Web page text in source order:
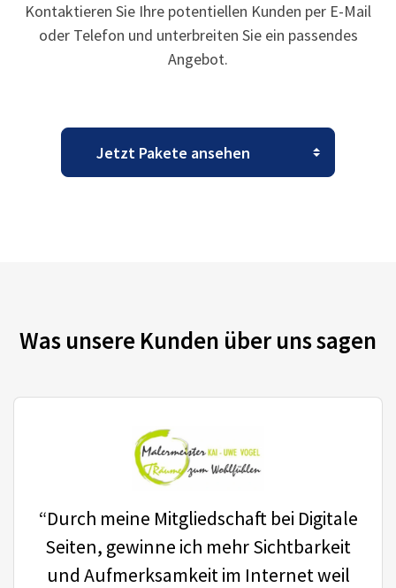
Kontaktieren Sie Ihre potentiellen Kunden per E-Mail
oder Telefon und unterbreiten Sie ein passendes
Angebot.
Was unsere Kunden über uns sagen
“Durch meine Mitgliedschaft bei Digitale
Seiten, gewinne ich mehr Sichtbarkeit
und Aufmerksamkeit im Internet weil